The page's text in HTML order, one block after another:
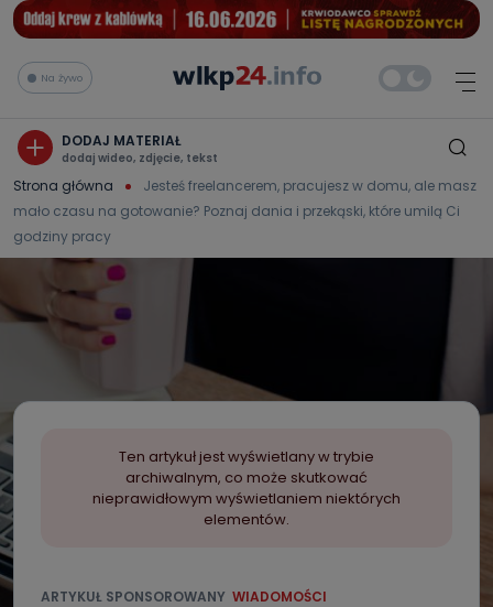
Na żywo
DODAJ MATERIAŁ
dodaj wideo, zdjęcie, tekst
Strona główna
Jesteś freelancerem, pracujesz w domu, ale masz
mało czasu na gotowanie? Poznaj dania i przekąski, które umilą Ci
godziny pracy
Ten artykuł jest wyświetlany w trybie
archiwalnym, co może skutkować
nieprawidłowym wyświetlaniem niektórych
elementów.
ARTYKUŁ SPONSOROWANY WIADOMOŚCI